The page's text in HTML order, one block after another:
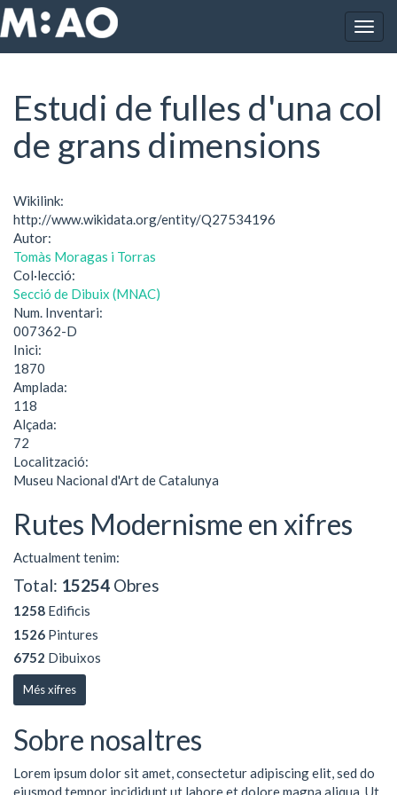
Vés al contingut
Inici Estudi de fulles d'una col de grans dimensions
Estudi de fulles d'una col
de grans dimensions
Wikilink:
http://www.wikidata.org/entity/Q27534196
Autor:
Tomàs Moragas i Torras
Col·lecció:
Secció de Dibuix (MNAC)
Num. Inventari:
007362-D
Inici:
1870
Amplada:
118
Alçada:
72
Localització:
Museu Nacional d'Art de Catalunya
Rutes Modernisme en xifres
Actualment tenim:
Total: 15254 Obres
1258 Edificis
1526 Pintures
6752 Dibuixos
Més xifres
Sobre nosaltres
Lorem ipsum dolor sit amet, consectetur adipiscing elit, sed do
eiusmod tempor incididunt ut labore et dolore magna aliqua. Ut